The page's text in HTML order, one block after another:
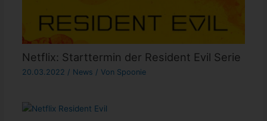
Netflix: Starttermin der Resident Evil Serie
20.03.2022 / News / Von Spoonie